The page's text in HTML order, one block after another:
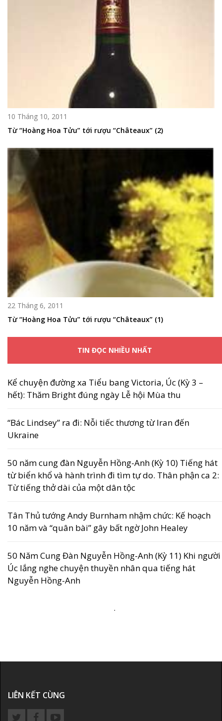
10 Tháng 10, 2011
Từ “Hoàng Hoa Tửu” tới rượu “Châteaux” (2)
22 Tháng 6, 2011
Từ “Hoàng Hoa Tửu” tới rượu “Châteaux” (1)
TIN ĐỌC NHIỀU NHẤT
Kể chuyện đường xa Tiểu bang Victoria, Úc (Kỳ 3 –
hết): Thăm Bright đúng ngày Lễ hội Mùa thu
“Bác Lindsey” ra đi: Nỗi tiếc thương từ Iran đến
Ukraine
50 năm cung đàn Nguyễn Hồng-Anh (Kỳ 10) Tiếng hát
từ biển khổ và hành trình đi tìm tự do. Thân phận ca 2:
Từ tiếng thở dài của một dân tộc
Tân Thủ tướng Andy Burnham nhậm chức: Kế hoạch
10 năm và “quân bài” gây bất ngờ John Healey
50 Năm Cung Đàn Nguyễn Hồng-Anh (Kỳ 11) Khi người
Úc lắng nghe chuyện thuyền nhân qua tiếng hát
Nguyễn Hồng-Anh
.
LIÊN KẾT CÙNG